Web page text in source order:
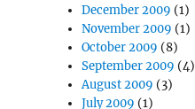
December 2009 (1)
November 2009 (1)
October 2009 (8)
September 2009 (4)
August 2009 (3)
July 2009 (1)